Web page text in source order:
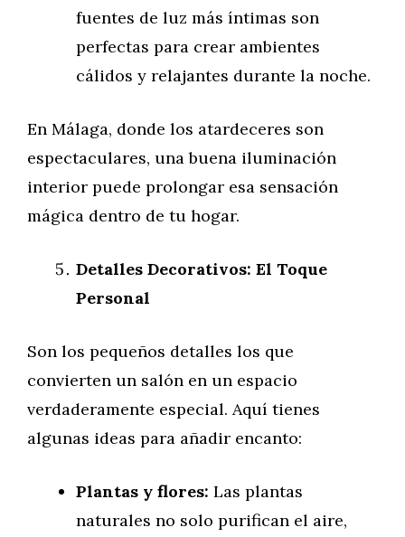
fuentes de luz más íntimas son
perfectas para crear ambientes
cálidos y relajantes durante la noche.
En Málaga, donde los atardeceres son
espectaculares, una buena iluminación
interior puede prolongar esa sensación
mágica dentro de tu hogar.
Detalles Decorativos: El Toque
Personal
Son los pequeños detalles los que
convierten un salón en un espacio
verdaderamente especial. Aquí tienes
algunas ideas para añadir encanto:
Plantas y flores: Las plantas
naturales no solo purifican el aire,